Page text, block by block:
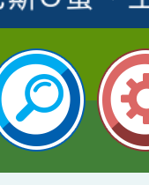
展 國
老師、
班張O
國小朗
師
園市中
榮獲教
世